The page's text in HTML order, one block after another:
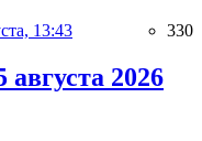
13:43 330
2026